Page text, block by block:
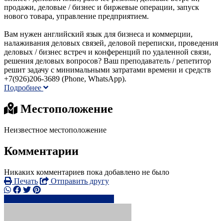
продажи, деловые / бизнес и биржевые операции, запуск
нового товара, управление предприятием.
Вам нужен английский язык для бизнеса и коммерции,
налаживания деловых связей, деловой переписки, проведения
деловых / бизнес встреч и конференций по удаленной связи,
решения деловых вопросов? Ваш преподаватель / репетитор
решит задачу с минимальными затратами времени и средств
+7(926)206-3689 (Phone, WhatsApp).
Подробнее
Местоположение
Неизвестное местоположение
Комментарии
Никаких комментариев пока добавлено не было
Печать
Отправить другу